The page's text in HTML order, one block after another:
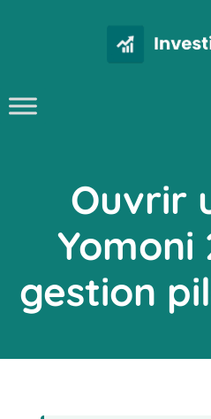
Ouvrir
Yomoni
gestion